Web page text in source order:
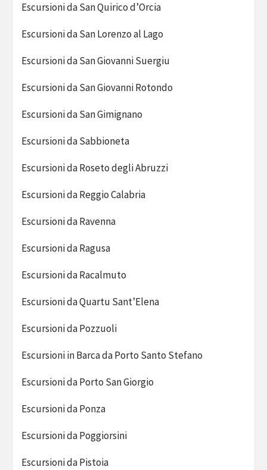
Escursioni da San Quirico d’Orcia
Escursioni da San Lorenzo al Lago
Escursioni da San Giovanni Suergiu
Escursioni da San Giovanni Rotondo
Escursioni da San Gimignano
Escursioni da Sabbioneta
Escursioni da Roseto degli Abruzzi
Escursioni da Reggio Calabria
Escursioni da Ravenna
Escursioni da Ragusa
Escursioni da Racalmuto
Escursioni da Quartu Sant’Elena
Escursioni da Pozzuoli
Escursioni in Barca da Porto Santo Stefano
Escursioni da Porto San Giorgio
Escursioni da Ponza
Escursioni da Poggiorsini
Escursioni da Pistoia